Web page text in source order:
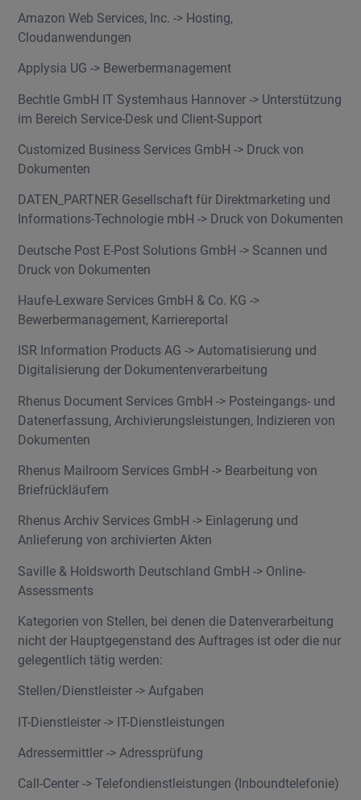
Amazon Web Services, Inc. -> Hosting,
Cloudanwendungen
Applysia UG -> Bewerbermanagement
Bechtle GmbH IT Systemhaus Hannover -> Unterstützung
im Bereich Service-Desk und Client-Support
Customized Business Services GmbH -> Druck von
Dokumenten
DATEN_PARTNER Gesellschaft für Direktmarketing und
Informations-Technologie mbH -> Druck von Dokumenten
Deutsche Post E-Post Solutions GmbH -> Scannen und
Druck von Dokumenten
Haufe-Lexware Services GmbH & Co. KG ->
Bewerbermanagement, Karriereportal
ISR Information Products AG -> Automatisierung und
Digitalisierung der Dokumentenverarbeitung
Rhenus Document Services GmbH -> Posteingangs- und
Datenerfassung, Archivierungsleistungen, Indizieren von
Dokumenten
Rhenus Mailroom Services GmbH -> Bearbeitung von
Briefrückläufern
Rhenus Archiv Services GmbH -> Einlagerung und
Anlieferung von archivierten Akten
Saville & Holdsworth Deutschland GmbH -> Online-
Assessments
Kategorien von Stellen, bei denen die Datenverarbeitung
nicht der Hauptgegenstand des Auftrages ist oder die nur
gelegentlich tätig werden:
Stellen/Dienstleister -> Aufgaben
IT-Dienstleister -> IT-Dienstleistungen
Adressermittler -> Adressprüfung
Call-Center -> Telefondienstleistungen (Inboundtelefonie)